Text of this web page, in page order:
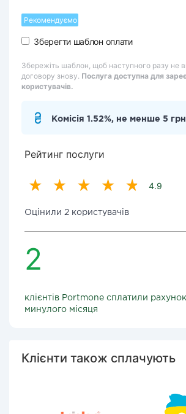
Рекомендуємо
Зберегти шаблон оплати
Збережіть шаблон, щоб наступного разу не
договору знову. Послуга доступна для
користувачів.
Комісія 1.52%, не менше 5
Рейтинг послуги
4.9
Оцінили 2 користувачів
2
клієнтів Portmone сплатили рахунок
минулого місяця
Клієнти також сплачують